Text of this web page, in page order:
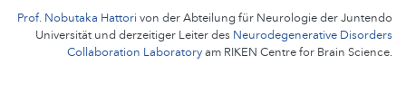
Prof. Nobutaka Hattorivon der Abteilung für Neurologie der Juntendo
Universität und derzeitiger Leiter des Neurodegenerative Disorders
Collaboration Laboratoryam RIKEN Centre for Brain Science.